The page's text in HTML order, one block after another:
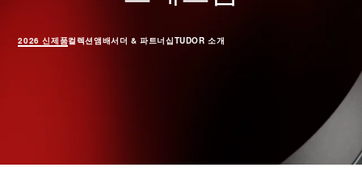
2026 신제품컬렉션앰배서더 & 파트너십TUDOR 소개